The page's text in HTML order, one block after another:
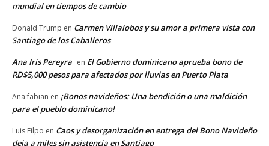
mundial en tiempos de cambio
Donald Trump en Carmen Villalobos y su amor a primera vista con
Santiago de los Caballeros
Ana Iris Pereyra en El Gobierno dominicano aprueba bono de
RD$5,000 pesos para afectados por lluvias en Puerto Plata
Ana fabian en ¡Bonos navideños: Una bendición o una maldición
para el pueblo dominicano!
Luis Filpo en Caos y desorganización en entrega del Bono Navideño
deja a miles sin asistencia en Santiago